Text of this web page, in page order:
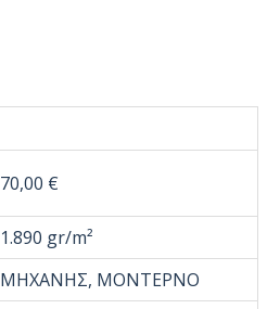
70,00 €
1.890 gr/m²
ΜΗΧΑΝΗΣ, ΜΟΝΤΕΡΝΟ